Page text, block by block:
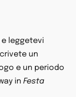
e leggetevi
un
e un periodo
in Festa